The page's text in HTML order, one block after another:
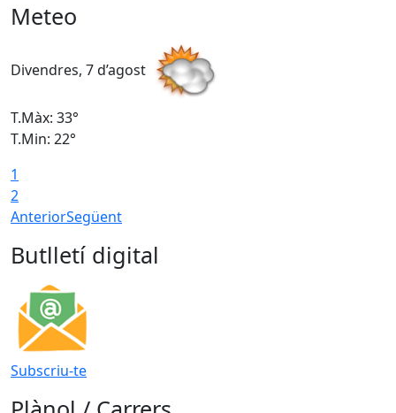
Meteo
Divendres, 7 d’agost
T.Màx: 33°
T.Min: 22°
1
2
AnteriorSegüent
Butlletí digital
Subscriu-te